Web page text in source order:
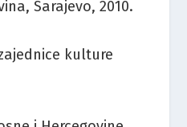
Sarajevo, 2010.
kulture